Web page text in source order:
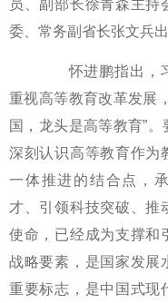
员、副部长徐青森主持
委、常务副省长张文兵出
怀进鹏指出，
重视高等教育改革发展
国，龙头是高等教育”。
深刻认识高等教育作为
一体推进的结合点，
才、引领科技突破、推
使命，已经成为支撑和
战略要素，是国家发展
重要标志，是中国式现